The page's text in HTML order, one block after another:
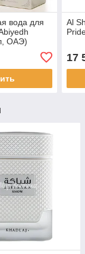
вода для
ОАЭ)
Al
17